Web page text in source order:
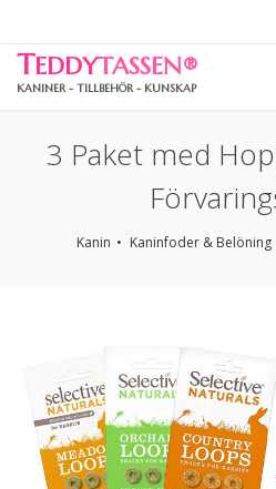
TEDDYTASSEN®
KANINER - TILLBEHÖR - KUNSKAP
3 Paket med
Kanin Kaninfoder & Belöning